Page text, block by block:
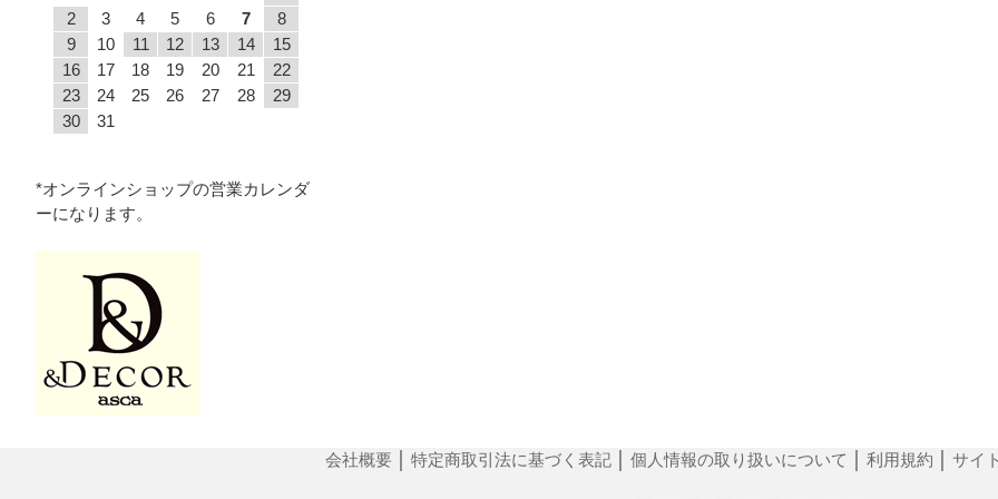
2
3 4 5 6 7
8
9
10 11 12 13 14
15
16
17 18 19 20 21
22
23
24 25 26 27 28
29
30
31
*オンラインショップの営業カレンダ
ーになります。
会社概要 特定商取引法に基づく表記 個人情報の取り扱いについて 利用規約 サイ